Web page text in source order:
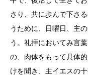
さり、共に歩んで下さ
うために、日曜日、主
う。礼拝においてみ言
の、肉体をもって具体
けを聞き、主イエスの